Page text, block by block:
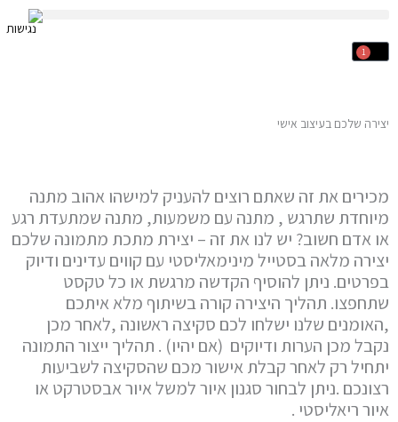
1
עגלת
יצירה שלכם בעיצוב אישי
מכירים את זה שאתם רוצים להעניק למישהו אהוב מתנה
מיוחדת שתרגש , מתנה עם משמעות, מתנה שמתעדת רגע
או אדם חשוב? יש לנו את זה – יצירת מתכת מתמונה שלכם
יצירה מלאה בסטייל מינימאליסטי עם קווים עדינים ודיוק
בפרטים. ניתן להוסיף הקדשה מרגשת או כל טקסט
שתחפצו. תהליך היצירה קורה בשיתוף מלא איתכם
,האומנים שלנו ישלחו לכם סקיצה ראשונה ,לאחר מכן
נקבל מכן הערות ודיוקים (אם יהיו) . תהליך ייצור התמונה
יתחיל רק לאחר קבלת אישור מכם שהסקיצה לשביעות
רצונכם .ניתן לבחור סגנון איור למשל איור אבסטרקט או
איור ריאליסטי .